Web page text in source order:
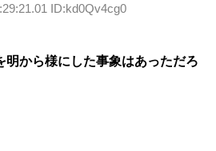
ID:kd0Qv4cg0
明から様にした事象はあっただろ